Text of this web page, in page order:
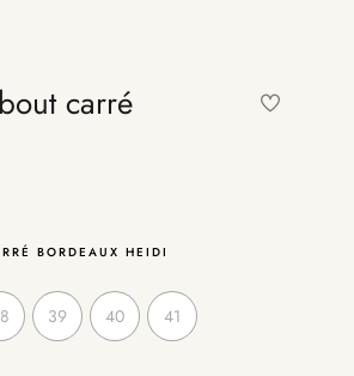
carré
BORDEAUX HEIDI
39 40 41